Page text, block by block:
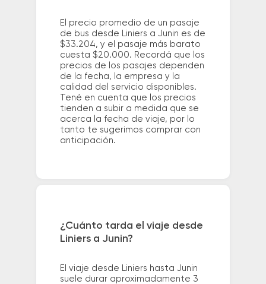
El precio promedio de un pasaje
de bus desde Liniers a Junin es de
$33.204, y el pasaje más barato
cuesta $20.000. Recordá que los
precios de los pasajes dependen
de la fecha, la empresa y la
calidad del servicio disponibles.
Tené en cuenta que los precios
tienden a subir a medida que se
acerca la fecha de viaje, por lo
tanto te sugerimos comprar con
anticipación.
¿Cuánto tarda el viaje desde
Liniers a Junin?
El viaje desde Liniers hasta Junin
suele durar aproximadamente 3